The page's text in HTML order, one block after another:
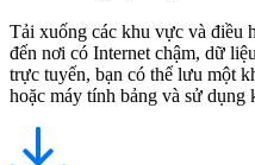
Tải xuống các khu vực và điều
đến nơi có Internet chậm, dữ
trực tuyến, bạn có thể lưu một
hoặc máy tính bảng và sử dụng